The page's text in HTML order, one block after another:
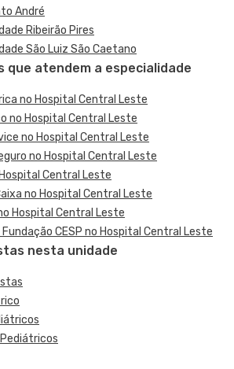
André
Ribeirão Pires
São Luiz São Caetano
que atendem a especialidade
no Hospital Central Leste
no Hospital Central Leste
no Hospital Central Leste
no Hospital Central Leste
Central Leste
no Hospital Central Leste
Hospital Central Leste
CESP no Hospital Central Leste
nesta unidade